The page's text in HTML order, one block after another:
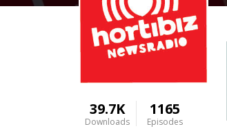
39.7K
Downloads
1165
Episodes